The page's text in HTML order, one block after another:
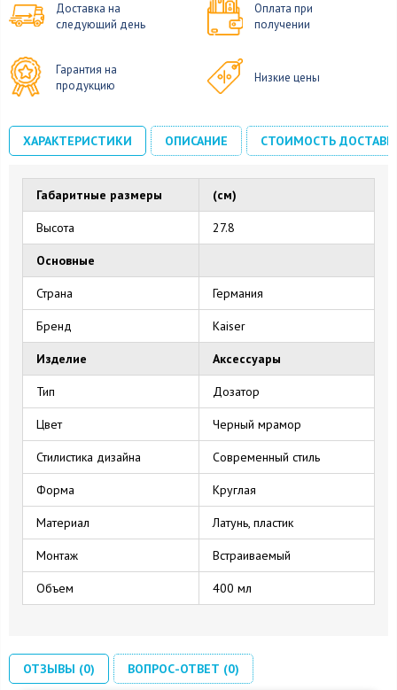
Доставка на
следующий день
Оплата при
получении
Гарантия на
продукцию
Низкие цены
ХАРАКТЕРИСТИКИ ОПИСАНИЕ СТОИМОСТЬ
Габаритные размеры (см)
Высота 27.8
Основные
Страна Германия
Бренд Kaiser
Изделие Аксессуары
Тип Дозатор
Цвет Черный мрамор
Стилистика дизайна Современный стиль
Форма Круглая
Материал Латунь, пластик
Монтаж Встраиваемый
Объем 400 мл
ОТЗЫВЫ (0) ВОПРОС-ОТВЕТ (0)